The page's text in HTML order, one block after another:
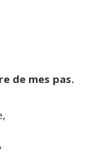
de mes pas.